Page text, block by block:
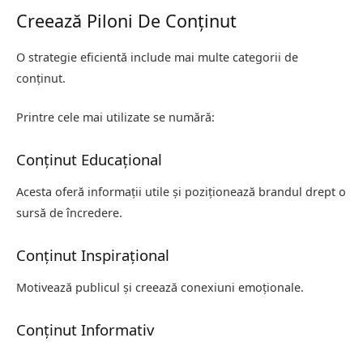
Creează Piloni De Conținut
O strategie eficientă include mai multe categorii de
conținut.
Printre cele mai utilizate se numără:
Conținut Educațional
Acesta oferă informații utile și poziționează brandul drept o
sursă de încredere.
Conținut Inspirațional
Motivează publicul și creează conexiuni emoționale.
Conținut Informativ